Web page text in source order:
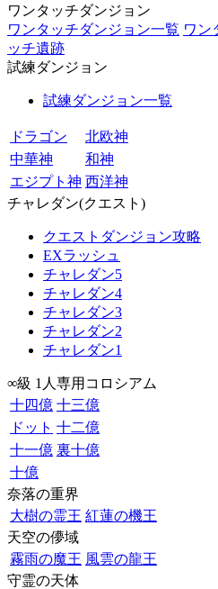
ワンタッチダンジョン
ワンタッチダンジョン一覧 ワン
ッチ遺跡
試練ダンジョン
試練ダンジョン一覧
ドラゴン
北欧神
中華神
和神
エジプト神 西洋神
チャレダン(クエスト)
クエストダンジョン攻略
EXラッシュ
チャレダン5
チャレダン4
チャレダン3
チャレダン2
チャレダン1
∞級 1人専用コロシアム
十四億 十三億
ドット 十二億
十一億 裏十億
十億
奈落の重界
大樹の霊王 紅蓮の機王
天空の儚域
霧雨の魔王 風雲の龍王
守霊の天体